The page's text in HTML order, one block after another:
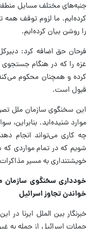
جنبه‌های مختلف مسایل
کرده‌ایم. ما لزوم توقف همه
را روشن بیان کرده‌ایم.
فرحان حق اضافه کرد:
غزه را که در هنگام جستجوی
کرده و همچنان محکوم
قبول است.
این سخنگوی سازمان ملل
موارد شنیده‌اید. بنابراین،
چه کاری می‌تواند انجام
شویم که در تمام مواردی
خویشتنداری به مسیر مذاکرات
خودداری سخنگوی سازمان
خواندن تجاوز اسرائیل
خبرنگار بین الملل ایرنا